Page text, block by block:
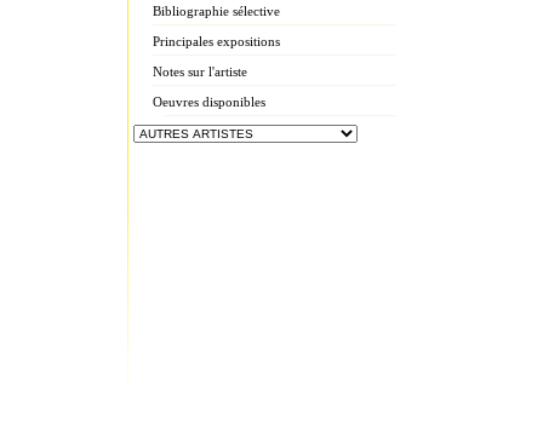
Bibliographie sélective
Principales expositions
Notes sur l'artiste
Oeuvres disponibles